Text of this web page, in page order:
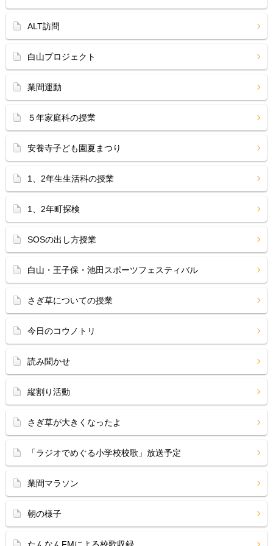
ALT訪問
白山プロジェクト
業間運動
５年家庭科の授業
安養寺子ども園夏まつり
1、2年生生活科の授業
1、2年町探検
SOSの出し方授業
白山・王子保・池田スポーツフェスティバル
さぎ草についての授業
今日のコウノトリ
読み聞かせ
縦割り活動
さぎ草が大きくなったよ
「ラジオでめぐる小学校校歌」放送予定
業間マラソン
朝の様子